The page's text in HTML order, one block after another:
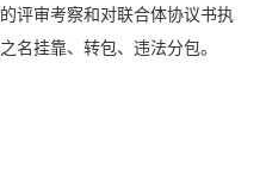
评审考察和对联合体协议书执
名挂靠、转包、违法分包。